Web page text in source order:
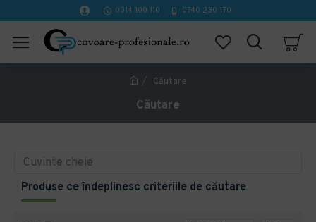
0314 100 110 0740 230 170
Căutare
Căutare
Produse ce îndeplinesc criteriile de căutare